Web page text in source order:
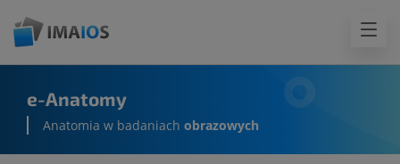
e-Anatomy
Anatomia w badaniach obrazowych